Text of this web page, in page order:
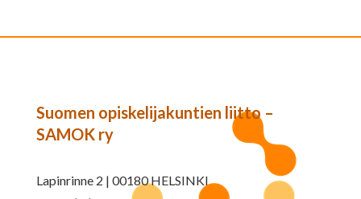
Suomen opiskelijakuntien liitto –
SAMOK ry
Lapinrinne 2 | 00180 HELSINKI